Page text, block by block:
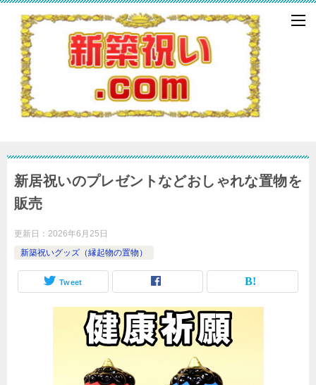
新居祝いのプレゼントなどおしゃれな置物を
販売
更新日： 2026年6月25日
新築祝いグッズ（縁起物の置物）
Tweet